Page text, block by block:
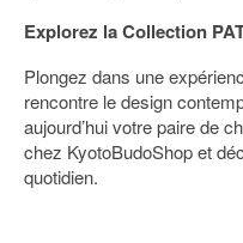
Explorez la Collection
Plongez dans une
rencontre le design
aujourd’hui votre paire de
chez KyotoBudoShop et
quotidien.